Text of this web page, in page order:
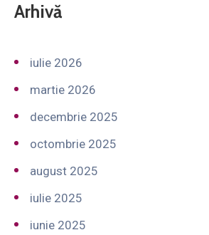
Arhivă
iulie 2026
martie 2026
decembrie 2025
octombrie 2025
august 2025
iulie 2025
iunie 2025